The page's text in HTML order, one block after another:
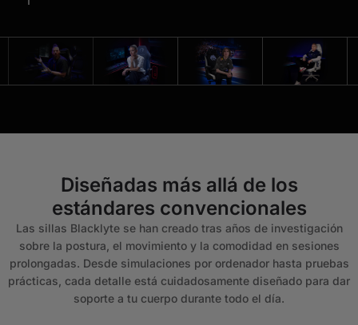
Diseñadas más allá de los
estándares convencionales
Las sillas Blacklyte se han creado tras años de investigación
sobre la postura, el movimiento y la comodidad en sesiones
prolongadas. Desde simulaciones por ordenador hasta pruebas
prácticas, cada detalle está cuidadosamente diseñado para dar
soporte a tu cuerpo durante todo el día.